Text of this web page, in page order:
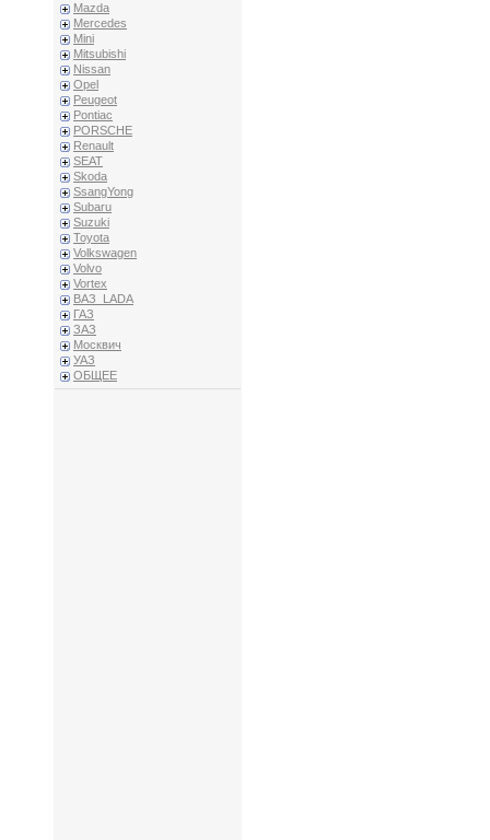
Mazda
Mercedes
Mini
Mitsubishi
Nissan
Opel
Peugeot
Pontiac
PORSCHE
Renault
SEAT
Skoda
SsangYong
Subaru
Suzuki
Toyota
Volkswagen
Volvo
Vortex
ВАЗ_LADA
ГАЗ
ЗАЗ
Москвич
УАЗ
ОБЩЕЕ